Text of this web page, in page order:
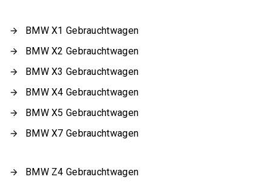
BMW X1 Gebrauchtwagen
BMW X2 Gebrauchtwagen
BMW X3 Gebrauchtwagen
BMW X4 Gebrauchtwagen
BMW X5 Gebrauchtwagen
BMW X7 Gebrauchtwagen
BMW Z4 Gebrauchtwagen